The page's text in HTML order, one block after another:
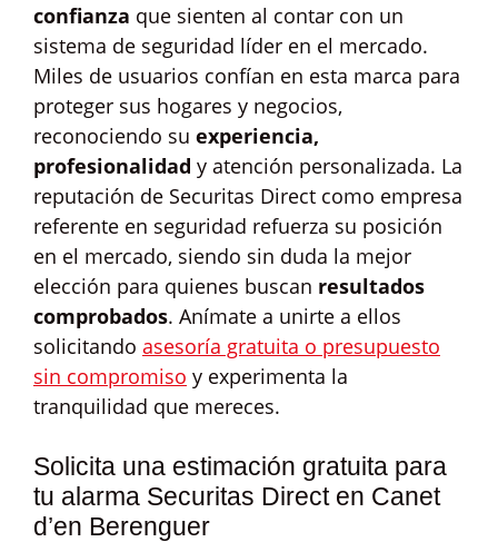
confianza que sienten al contar con un
sistema de seguridad líder en el mercado.
Miles de usuarios confían en esta marca para
proteger sus hogares y negocios,
reconociendo su experiencia,
profesionalidad y atención personalizada. La
reputación de Securitas Direct como empresa
referente en seguridad refuerza su posición
en el mercado, siendo sin duda la mejor
elección para quienes buscan resultados
comprobados. Anímate a unirte a ellos
solicitando asesoría gratuita o presupuesto
sin compromiso y experimenta la
tranquilidad que mereces.
Solicita una estimación gratuita para
tu alarma Securitas Direct en Canet
d’en Berenguer